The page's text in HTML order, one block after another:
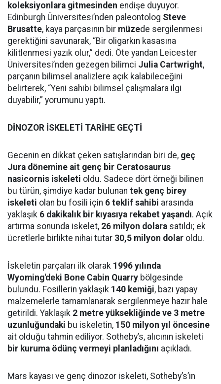
koleksiyonlara gitmesinden endişe duyuyor.
Edinburgh Üniversitesi’nden paleontolog Steve
Brusatte, kaya parçasının bir müzede sergilenmesi
gerektiğini savunarak, “Bir oligarkın kasasına
kilitlenmesi yazık olur,” dedi. Öte yandan Leicester
Üniversitesi’nden gezegen bilimci Julia Cartwright,
parçanın bilimsel analizlere açık kalabileceğini
belirterek, “Yeni sahibi bilimsel çalışmalara ilgi
duyabilir,” yorumunu yaptı.
DİNOZOR İSKELETİ TARİHE GEÇTİ
Gecenin en dikkat çeken satışlarından biri de, geç
Jura dönemine ait genç bir Ceratosaurus
nasicornis iskeleti oldu. Sadece dört örneği bilinen
bu türün, şimdiye kadar bulunan tek genç birey
iskeleti olan bu fosili için 6 teklif sahibi arasında
yaklaşık 6 dakikalık bir kıyasıya rekabet yaşandı. Açık
artırma sonunda iskelet, 26 milyon dolara satıldı; ek
ücretlerle birlikte nihai tutar 30,5 milyon dolar oldu.
İskeletin parçaları ilk olarak 1996 yılında
Wyoming'deki Bone Cabin Quarry bölgesinde
bulundu. Fosillerin yaklaşık 140 kemiği, bazı yapay
malzemelerle tamamlanarak sergilenmeye hazır hale
getirildi. Yaklaşık 2 metre yüksekliğinde ve 3 metre
uzunluğundaki bu iskeletin, 150 milyon yıl öncesine
ait olduğu tahmin ediliyor. Sotheby’s, alıcının iskeleti
bir kuruma ödünç vermeyi planladığını açıkladı.
Mars kayası ve genç dinozor iskeleti, Sotheby’s’in